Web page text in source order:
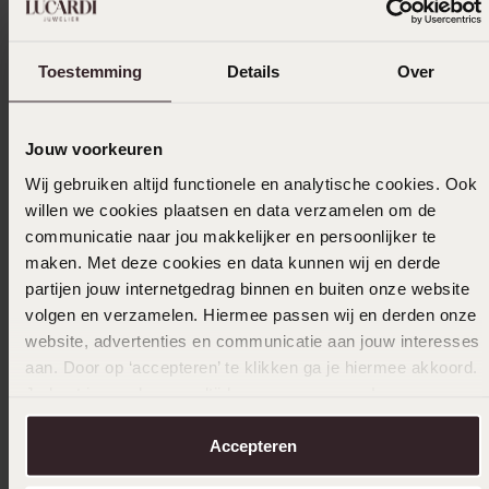
Toestemming Details Over
Jouw voorkeuren
Wij gebruiken altijd functionele en analytische cookies. Ook
willen we cookies plaatsen en data verzamelen om de
communicatie naar jou makkelijker en persoonlijker te
maken. Met deze cookies en data kunnen wij en derde
partijen jouw internetgedrag binnen en buiten onze website
volgen en verzamelen. Hiermee passen wij en derden onze
website, advertenties en communicatie aan jouw interesses
aan. Door op ‘accepteren’ te klikken ga je hiermee akkoord.
over in onscookiebeleid.
Accepteren